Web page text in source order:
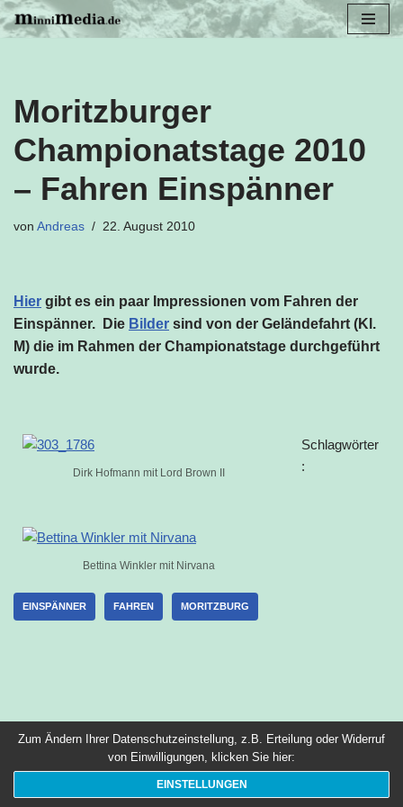
Moritzburger
Championatstage 2010
– Fahren Einspänner
von Andreas 22. August 2010
Hier gibt es ein paar Impressionen vom Fahren der
Einspänner. Die Bilder sind von der Geländefahrt (Kl.
M) die im Rahmen der Championatstage durchgeführt
wurde.
Dirk Hofmann mit Lord Brown II
Bettina Winkler mit Nirvana
Schlagwörter
:
EINSPÄNNER FAHREN MORITZBURG
| Präsentiert vonWordPress
Zum Ändern Ihrer Datenschutzeinstellung, z.B. Erteilung oder Widerruf
von Einwilligungen, klicken Sie hier:
EINSTELLUNGEN